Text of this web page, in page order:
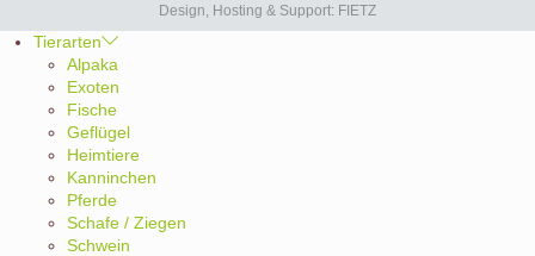
Design, Hosting & Support: FIETZ
Tierarten
Alpaka
Exoten
Fische
Geflügel
Heimtiere
Kanninchen
Pferde
Schafe / Ziegen
Schwein